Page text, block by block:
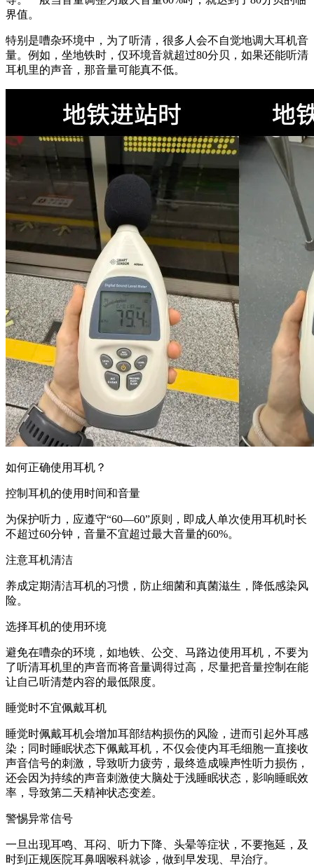
界值。
特别是嘈杂环境中，为了听清，很多人会不自觉地调大耳机音
量。例如，坐地铁时，仅环境音就超过80分贝，如果还能听清
耳机里的声音，那音量可能真不低。
如何正确使用耳机？
控制耳机的使用时间和音量
为保护听力，应遵守“60—60”原则，即成人单次使用耳机时长
不超过60分钟，音量不宜超过最大音量的60%。
注意耳机清洁
养成定期清洁耳机的习惯，防止细菌和真菌滋生，降低感染风
险。
选择耳机的使用环境
避免在嘈杂的环境，如地铁、公交、马路边使用耳机，不要为
了听清耳机里的声音而将音量调得过高，尽量把音量控制在能
让自己听清楚内容的最低限度。
睡觉时不宜佩戴耳机
睡觉时佩戴耳机会增加耳部结构损伤的风险，进而引起外耳感
染；同时睡眠状态下佩戴耳机，不仅会使内耳毛细胞一直接收
声音信号的刺激，导致听力疲劳，最终造成噪声性听力损伤，
还会因为持续的声音刺激使大脑处于浅睡眠状态，影响睡眠效
率，导致第二天精神状态变差。
警惕异常信号
一旦出现耳鸣、耳闷、听力下降、头晕等症状，不要拖延，及
时到正规医院耳鼻咽喉科就诊，做到早发现、早治疗。